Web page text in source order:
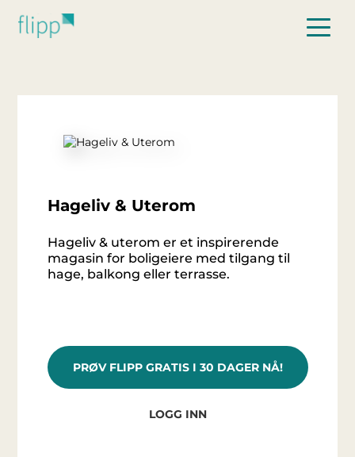
Hageliv & Uterom
Hageliv & uterom er et inspirerende
magasin for boligeiere med tilgang til
hage, balkong eller terrasse.
PRØV FLIPP GRATIS I 30 DAGER NÅ!
LOGG INN